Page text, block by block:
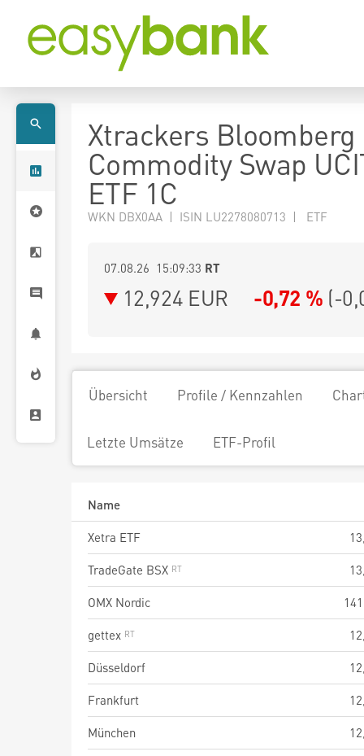
Xtrackers Bloomberg
Commodity Swap
ETF 1C
WKN DBX0AA | ISIN LU2278080713 | ETF
07.08.26 15:09:33 RT
12,924 EUR -0,72 % (-
Übersicht Profile / Kennzahlen
Letzte Umsätze ETF-Profil
Name
Xetra ETF
TradeGate BSX
OMX Nordic
gettex
Düsseldorf
Frankfurt
München